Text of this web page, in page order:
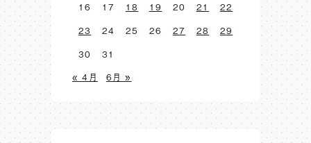
16
17 18 19 20 21
22
23
24 25 26 27 28
29
30
31
« 4月
6月 »